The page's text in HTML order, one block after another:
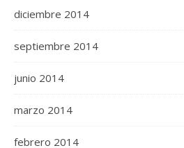
diciembre 2014
septiembre 2014
junio 2014
marzo 2014
febrero 2014